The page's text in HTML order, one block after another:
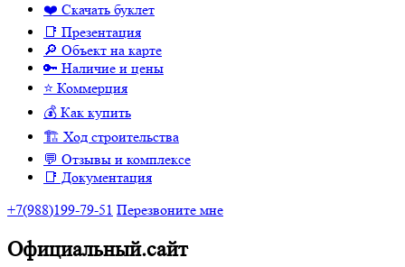
❤️ Скачать буклет
📑 Презентация
🔎 Объект на карте
🔑 Наличие и цены
⭐️ Коммерция
💰 Как купить
🏗 Ход строительства
💬 Отзывы и комплексе
📑 Документация
+7(988)199-79-51 Перезвоните мне
Официальный.сайт